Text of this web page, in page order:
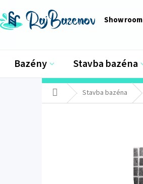
na
obsah
Showroom
Bazény Stavba bazéna
DomovStavba bazéna